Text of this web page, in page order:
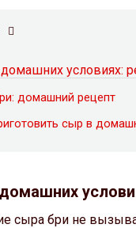
условиях:
домашний рецепт
сыр в
сыра бри не